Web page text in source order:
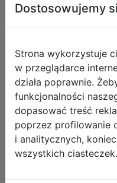
Dostosowujemy
Strona wykorzystuje
w przeglądarce
działa poprawnie.
funkcjonalności
dopasować treść
poprzez profilowanie
i analitycznych,
wszystkich ciasteczek.